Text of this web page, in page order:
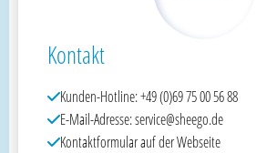
Kontakt
Kunden-Hotline: +49 (0)69 75 00 56 88
E-Mail-Adresse: service@sheego.de
Kontaktformular auf der Webseite